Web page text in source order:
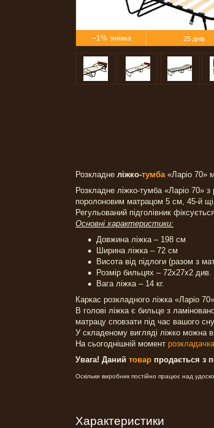
–1% 25 днів
Розкладне ліжко-тумба «Ларіо 70»
Розкладне ліжко-тумба «Ларіо 70»
поролоновим матрацом 5 см, 45-й
Регульований підголівник
Основні характеристики:
Довжина ліжка – 198 см
Ширина ліжка – 72 см
Висота від підлоги (разом з
Розмір бильцях – 72х27х2 див.
Вага ліжка – 14 кг.
Каркас розкладного ліжка «Ларіо
В голові ліжка є бильце з
матрацу сповзати під час вашого
У складеному вигляді ліжко можна
На сьогоднішній момент розкладачка
Увага! Даний товар продається з
Оскільки виробник постійно працює над
Характеристики